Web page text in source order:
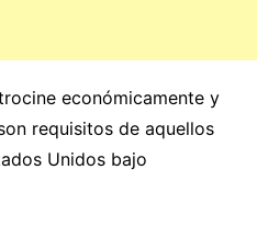
económicamente y
requisitos de aquellos
Unidos bajo